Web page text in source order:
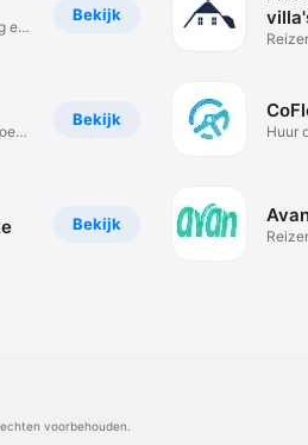
Bekijk
een
Bekijk
Bekijk
Huur
voorbehouden.